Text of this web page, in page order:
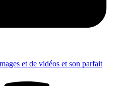
et de vidéos et son parfait